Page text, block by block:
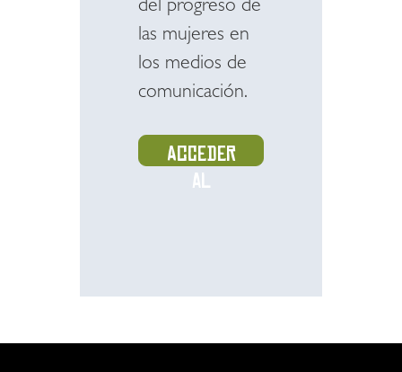
del progreso de
las mujeres en
los medios de
comunicación.
Acceder
al